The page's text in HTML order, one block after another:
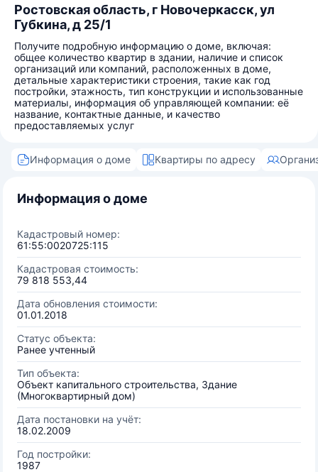
Ростовская область, г Новочеркасск, ул
Губкина, д 25/1
Получите подробную информацию о доме, включая:
общее количество квартир в здании, наличие и список
организаций или компаний, расположенных в доме,
детальные характеристики строения, такие как год
постройки, этажность, тип конструкции и использованные
материалы, информация об управляющей компании: её
название, контактные данные, и качество
предоставляемых услуг
Информация о доме Квартиры по адресу
Информация о доме
Кадастровый номер:
61:55:0020725:115
Кадастровая стоимость:
79 818 553,44
Дата обновления стоимости:
01.01.2018
Статус объекта:
Ранее учтенный
Тип объекта:
Объект капитального строительства, Здание
(Многоквартирный дом)
Дата постановки на учёт:
18.02.2009
Год постройки:
1987